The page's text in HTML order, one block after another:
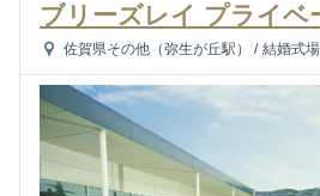
ブリーズレイ プライベ
佐賀県その他（弥生が丘駅） / 結婚式場